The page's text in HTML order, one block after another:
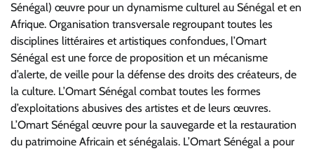
Sénégal) œuvre pour un dynamisme culturel au Sénégal et en
Afrique. Organisation transversale regroupant toutes les
disciplines littéraires et artistiques confondues, l’Omart
Sénégal est une force de proposition et un mécanisme
d’alerte, de veille pour la défense des droits des créateurs, de
la culture. L’Omart Sénégal combat toutes les formes
d’exploitations abusives des artistes et de leurs œuvres.
L’Omart Sénégal œuvre pour la sauvegarde et la restauration
du patrimoine Africain et sénégalais. L’Omart Sénégal a pour